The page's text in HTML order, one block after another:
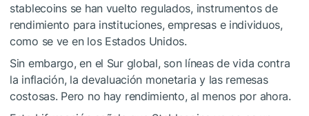
stablecoins se han vuelto regulados, instrumentos de
rendimiento para instituciones, empresas e individuos,
como se ve en los Estados Unidos.
Sin embargo, en el Sur global, son líneas de vida contra
la inflación, la devaluación monetaria y las remesas
costosas. Pero no hay rendimiento, al menos por ahora.